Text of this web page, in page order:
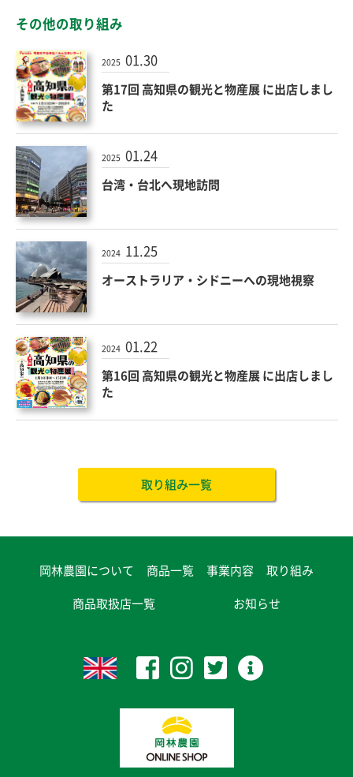
その他の取り組み
2025 01.30
第17回 高知県の観光と物産展 に出店しまし
た
2025 01.24
台湾・台北へ現地訪問
2024 11.25
オーストラリア・シドニーへの現地視察
2024 01.22
第16回 高知県の観光と物産展 に出店しまし
た
取り組み一覧
岡林農園について 商品一覧 事業内容 取り組み
商品取扱店一覧 お知らせ